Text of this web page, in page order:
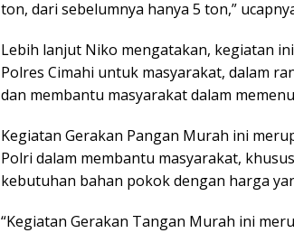
ton, dari sebelumnya hanya 5 ton,”
Lebih lanjut Niko mengatakan, kegiatan
Polres Cimahi untuk masyarakat, dalam
dan membantu masyarakat dalam
Kegiatan Gerakan Pangan Murah ini
Polri dalam membantu masyarakat,
kebutuhan bahan pokok dengan harga
“Kegiatan Gerakan Tangan Murah ini